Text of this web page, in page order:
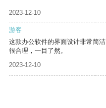
2023-12-10
游客
这款办公软件的界面设计非常简
很合理，一目了然。
2023-12-10